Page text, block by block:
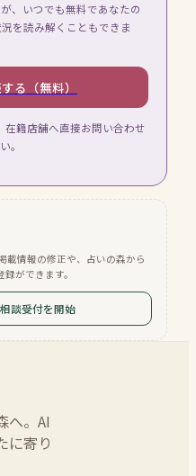
、いつでも無料であなたの
を読み解くこともできま
る（無料）
在籍店舗へ直接お問い合わせ
。
載情報の修正や、占いの森から
ができます。
談受付を開始
へ。AI
に寄り